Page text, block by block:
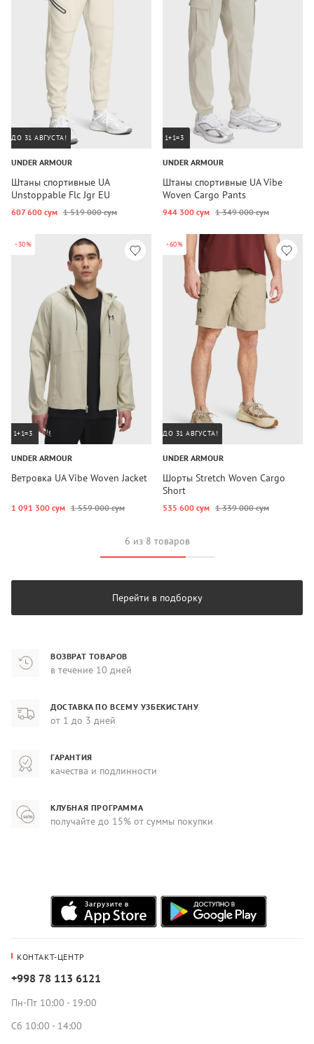
ДО 31 АВГУСТА!
UNDER ARMOUR
Штаны спортивные UA
Unstoppable Flc Jgr EU
607 600 сум 1 519 000 сум
1+1=3
UNDER ARMOUR
Штаны спортивные UA Vibe
Woven Cargo Pants
944 300 сум 1 349 000 сум
-30%
1+1=3
UNDER ARMOUR
Ветровка UA Vibe Woven Jacket
1 091 300 сум 1 559 000 сум
-60%
ДО 31 АВГУСТА!
UNDER ARMOUR
Шорты Stretch Woven Cargo
Short
535 600 сум 1 339 000 сум
6 из 8 товаров
Перейти в подборку
ВОЗВРАТ ТОВАРОВ
в течение 10 дней
ДОСТАВКА ПО ВСЕМУ УЗБЕКИСТАНУ
от 1 до 3 дней
ГАРАНТИЯ
качества и подлинности
КЛУБНАЯ ПРОГРАММА
получайте до 15% от суммы покупки
КОНТАКТ-ЦЕНТР
+998 78 113 6121
Пн-Пт 10:00 - 19:00
Сб 10:00 - 14:00